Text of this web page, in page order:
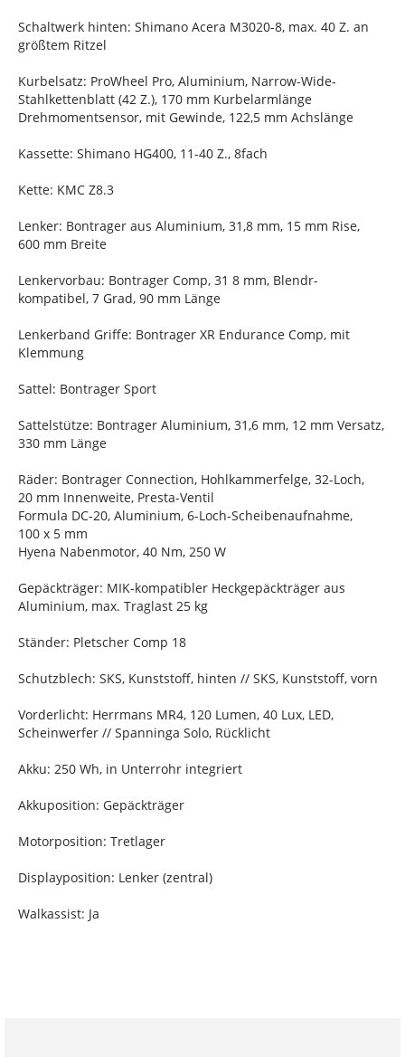
Schaltwerk hinten: Shimano Acera M3020-8, max. 40 Z. an
größtem Ritzel
Kurbelsatz: ProWheel Pro, Aluminium, Narrow-Wide-
Stahlkettenblatt (42 Z.), 170 mm Kurbelarmlänge
Drehmomentsensor, mit Gewinde, 122,5 mm Achslänge
Kassette: Shimano HG400, 11-40 Z., 8fach
Kette: KMC Z8.3
Lenker: Bontrager aus Aluminium, 31,8 mm, 15 mm Rise,
600 mm Breite
Lenkervorbau: Bontrager Comp, 31 8 mm, Blendr-
kompatibel, 7 Grad, 90 mm Länge
Lenkerband Griffe: Bontrager XR Endurance Comp, mit
Klemmung
Sattel: Bontrager Sport
Sattelstütze: Bontrager Aluminium, 31,6 mm, 12 mm Versatz,
330 mm Länge
Räder: Bontrager Connection, Hohlkammerfelge, 32-Loch,
20 mm Innenweite, Presta-Ventil
Formula DC-20, Aluminium, 6-Loch-Scheibenaufnahme,
100 x 5 mm
Hyena Nabenmotor, 40 Nm, 250 W
Gepäckträger: MIK-kompatibler Heckgepäckträger aus
Aluminium, max. Traglast 25 kg
Ständer: Pletscher Comp 18
Schutzblech: SKS, Kunststoff, hinten // SKS, Kunststoff, vorn
Vorderlicht: Herrmans MR4, 120 Lumen, 40 Lux, LED,
Scheinwerfer // Spanninga Solo, Rücklicht
Akku: 250 Wh, in Unterrohr integriert
Akkuposition: Gepäckträger
Motorposition: Tretlager
Displayposition: Lenker (zentral)
Walkassist: Ja